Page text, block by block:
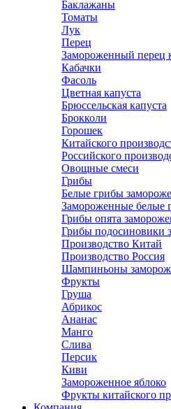
Баклажаны
Томаты
Лук
Перец
Замороженный перец
Кабачки
Фасоль
Цветная капуста
Брюссельская капуста
Брокколи
Горошек
Китайского
Российского
Овощные смеси
Грибы
Белые грибы
Замороженные белые
Грибы опята
Грибы подосиновики
Производство Китай
Производство Россия
Шампиньоны
Фрукты
Груша
Абрикос
Ананас
Манго
Слива
Персик
Киви
Замороженное яблоко
Фрукты китайского